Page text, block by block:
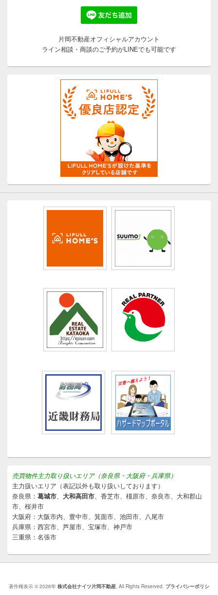
片岡不動産オフィシャルアカウント
ライン相談・商談のご予約がLINEでも可能です
売買物件主力取り扱いエリア（奈良県・大阪府・兵庫県）
主力扱いエリア（表記以外も取り扱いしております）
奈良県： 葛城市、 大和高田市、香芝市、橿原市、奈良市、大和郡山
市、桜井市
大阪府：大阪市内、豊中市、箕面市、池田市、八尾市
兵庫県：西宮市、芦屋市、宝塚市、神戸市
三重県：名張市
著作権表示 © 2026年 株式会社ナイツ片岡不動産. All Rights Reserved. プライバシーポリシ